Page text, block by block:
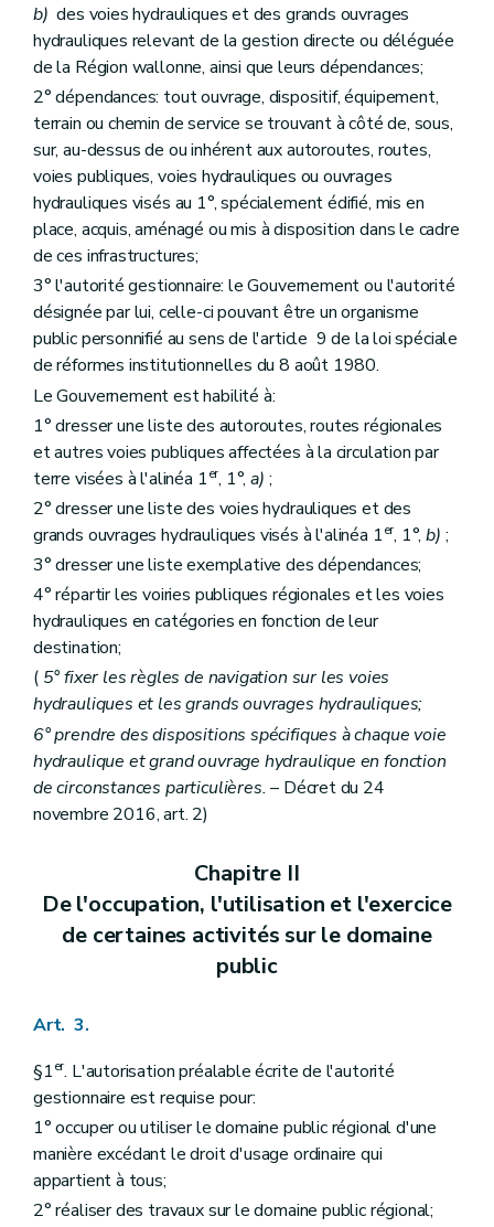
b) des voies hydrauliques et des grands ouvrages
hydrauliques relevant de la gestion directe ou déléguée
de la Région wallonne, ainsi que leurs dépendances;
2° dépendances: tout ouvrage, dispositif, équipement,
terrain ou chemin de service se trouvant à côté de, sous,
sur, au-dessus de ou inhérent aux autoroutes, routes,
voies publiques, voies hydrauliques ou ouvrages
hydrauliques visés au 1°, spécialement édifié, mis en
place, acquis, aménagé ou mis à disposition dans le cadre
de ces infrastructures;
3° l'autorité gestionnaire: le Gouvernement ou l'autorité
désignée par lui, celle-ci pouvant être un organisme
public personnifié au sens de l'article 9 de la loi spéciale
de réformes institutionnelles du 8 août 1980.
Le Gouvernement est habilité à:
1° dresser une liste des autoroutes, routes régionales
et autres voies publiques affectées à la circulation par
terre visées à l'alinéa 1er, 1°,a) ;
2° dresser une liste des voies hydrauliques et des
grands ouvrages hydrauliques visés à l'alinéa 1er, 1°,b) ;
3° dresser une liste exemplative des dépendances;
4° répartir les voiries publiques régionales et les voies
hydrauliques en catégories en fonction de leur
destination;
( 5° fixer les règles de navigation sur les voies
hydrauliques et les grands ouvrages hydrauliques;
6° prendre des dispositions spécifiques à chaque voie
hydraulique et grand ouvrage hydraulique en fonction
de circonstances particulières.– Décret du 24
novembre 2016, art. 2)
Chapitre II
De l'occupation, l'utilisation et l'exercice
de certaines activités sur le domaine
public
Art. 3.
§1er. L'autorisation préalable écrite de l'autorité
gestionnaire est requise pour:
1° occuper ou utiliser le domaine public régional d'une
manière excédant le droit d'usage ordinaire qui
appartient à tous;
2° réaliser des travaux sur le domaine public régional;